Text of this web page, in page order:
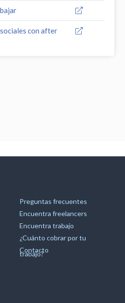
con after
Preguntas frecuentes
Encuentra freelancers
Encuentra trabajo
¿Cuánto cobrar por tu
trabajo?
Contacto